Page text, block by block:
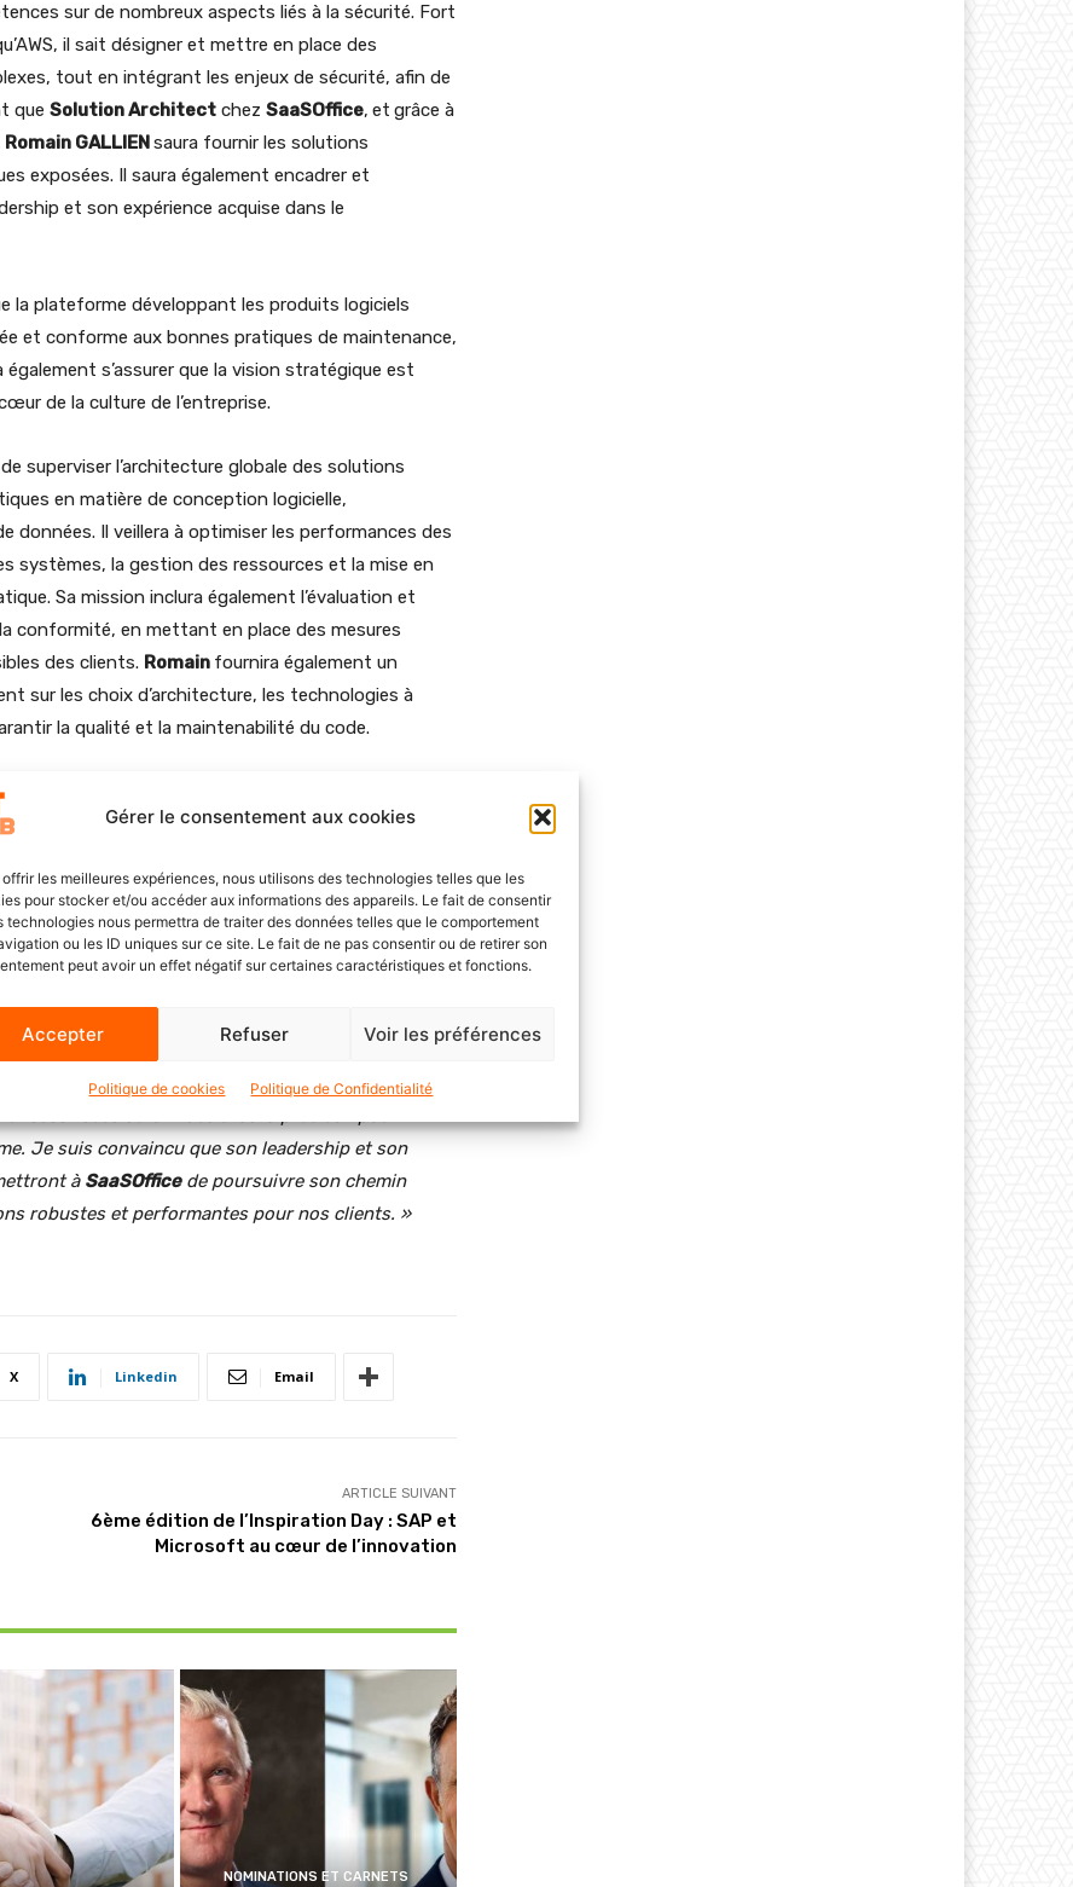
Gérer le consentement aux cookies
offrir les meilleures expériences, nous utilisons des technologies telles que les
pour stocker et/ou accéder aux informations des appareils. Le fait de consentir
technologies nous permettra de traiter des données telles que le comportement
ou les ID uniques sur ce site. Le fait de ne pas consentir ou de retirer son
peut avoir un effet négatif sur certaines caractéristiques et fonctions.
Accepter Refuser Voir les préférences
Politique de cookies Politique de Confidentialité
sur de nombreux aspects liés à la sécurité. Fort
il sait désigner et mettre en place des
tout en intégrant les enjeux de sécurité, afin de
que Solution Architect chez SaaSOffice, et grâce à
Romain GALLIENsaura fournir les solutions
exposées. Il saura également encadrer et
et son expérience acquise dans le
la plateforme développant les produits logiciels
et conforme aux bonnes pratiques de maintenance,
s’assurer que la vision stratégique est
de la culture de l’entreprise.
superviser l’architecture globale des solutions
en matière de conception logicielle,
données. Il veillera à optimiser les performances des
systèmes, la gestion des ressources et la mise en
Sa mission inclura également l’évaluation et
conformité, en mettant en place des mesures
des clients. Romain fournira également un
sur les choix d’architecture, les technologies à
la qualité et la maintenabilité du code.
pour se tenir informé des dernières tendances
de cloud computing, de développement
:
lui une expertise technique pointue et une
qu’il a su éprouver dans une entreprise et un
. Sa maîtrise des environnements cloud et sa
sécurisées seront des atouts précieux pour
Je suis convaincu que son leadership et son
à SaaSOfficede poursuivre son chemin
robustes et performantes pour nos clients. »
X Linkedin Email
ARTICLE SUIVANT
6ème édition de l’Inspiration Day : SAP et
Microsoft au cœur de l’innovation
NOMINATIONS ET CARNETS